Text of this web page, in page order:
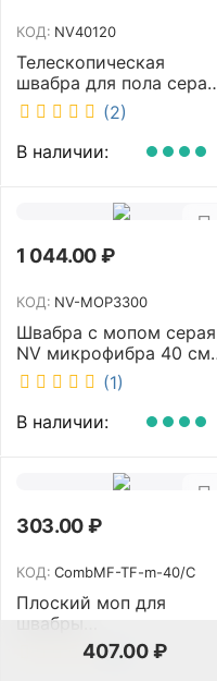
КОД: NV40120
Телескопическая
швабра для пола серая
NV микрофибра 42 см
NV40120
(2)
В наличии:
1 044.00₽
КОД: NV-MOP3300
Швабра с мопом серая
NV микрофибра 40 см
NV-MOP3300
(1)
В наличии:
303.00₽
КОД: CombMF-TF-m-40/C
Плоский моп для
швабры
комбинированный ухо-
карман бежевый 40 см
(2)
407.00₽